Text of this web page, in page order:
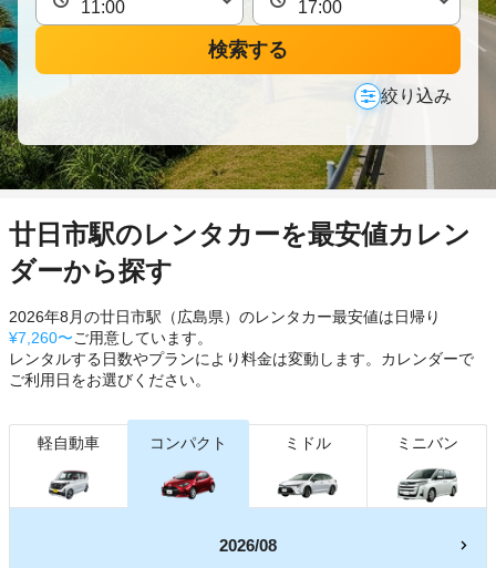
検索する
絞り込み
廿日市駅のレンタカーを最安値カレン
ダーから探す
2026年8月の廿日市駅（広島県）のレンタカー最安値は日帰り
¥7,260〜ご用意しています。
レンタルする日数やプランにより料金は変動します。カレンダーで
ご利用日をお選びください。
軽自動車 コンパクト ミドル ミニバン
2026/08